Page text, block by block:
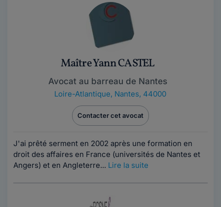
Maître Yann CASTEL
Avocat au barreau de Nantes
Loire-Atlantique, Nantes, 44000
Contacter cet avocat
J'ai prêté serment en 2002 après une formation en
droit des affaires en France (universités de Nantes et
Angers) et en Angleterre... Lire la suite